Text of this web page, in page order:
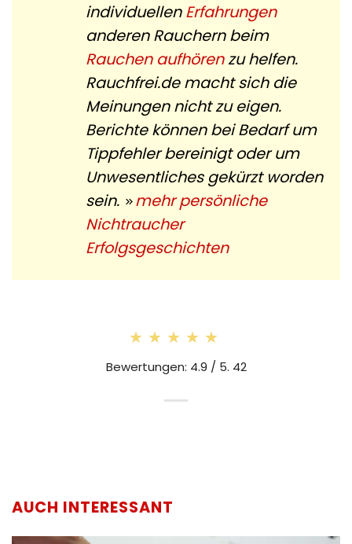
individuellenErfahrungen
anderen Rauchern beim
Rauchen aufhörenzu helfen.
Rauchfrei.de macht sich die
Meinungen nicht zu eigen.
Berichte können bei Bedarf um
Tippfehler bereinigt oder um
Unwesentliches gekürzt worden
sein.
mehr persönliche
Nichtraucher
Erfolgsgeschichten
★★★★★
★★★★★
Bewertungen: 4.9 / 5. 42
AUCH INTERESSANT